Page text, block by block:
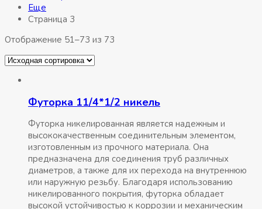
Eщe
Страница 3
Отображение 51–73 из 73
Футорка 11/4*1/2 никель
Футорка никелированная является надежным и
высококачественным соединительным элементом,
изготовленным из прочного материала. Она
предназначена для соединения труб различных
диаметров, а также для их перехода на внутреннюю
или наружную резьбу. Благодаря использованию
никелированного покрытия, футорка обладает
высокой устойчивостью к коррозии и механическим